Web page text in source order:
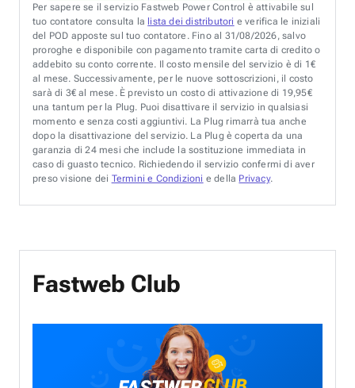
Per sapere se il servizio Fastweb Power Control è attivabile sul
tuo contatore consulta la lista dei distributori e verifica le iniziali
del POD apposte sul tuo contatore. Fino al 31/08/2026, salvo
proroghe e disponibile con pagamento tramite carta di credito o
addebito su conto corrente. Il costo mensile del servizio è di 1€
al mese. Successivamente, per le nuove sottoscrizioni, il costo
sarà di 3€ al mese. È previsto un costo di attivazione di 19,95€
una tantum per la Plug. Puoi disattivare il servizio in qualsiasi
momento e senza costi aggiuntivi. La Plug rimarrà tua anche
dopo la disattivazione del servizio. La Plug è coperta da una
garanzia di 24 mesi che include la sostituzione immediata in
caso di guasto tecnico. Richiedendo il servizio confermi di aver
preso visione dei Termini e Condizioni e della Privacy.
Fastweb Club